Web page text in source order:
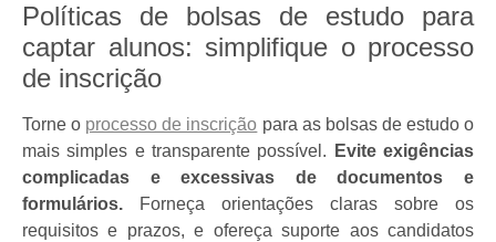
Políticas de bolsas de estudo para
captar alunos: simplifique o processo
de inscrição
Torne o processo de inscrição para as bolsas de estudo o
mais simples e transparente possível.
Evite exigências
complicadas e excessivas de documentos e
formulários.
Forneça orientações claras sobre os
requisitos e prazos, e ofereça suporte aos candidatos